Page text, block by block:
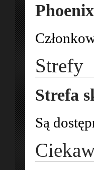
Strefy
Strefa
Są